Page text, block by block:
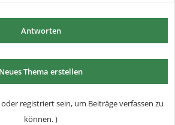
Antworten
Neues Thema erstellen
registriert sein, um Beiträge verfassen zu
können. )